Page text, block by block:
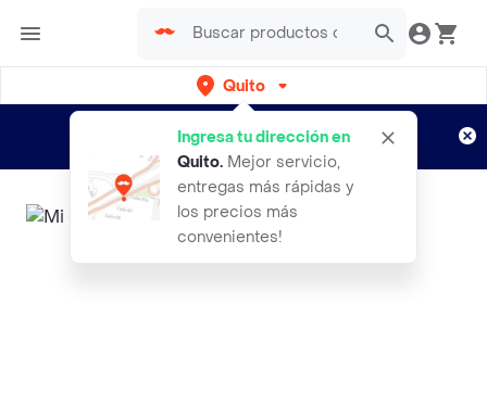
Quito
Ingresa tu dirección en
Quito. Mejor servicio,
entregas más rápidas y
los precios más
convenientes!
envíos gratis por semanas
Aplican TyC